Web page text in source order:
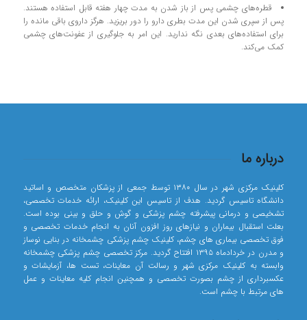
قطره‌های چشمی پس از باز شدن به مدت چهار هفته قابل استفاده هستند.
پس از سپری شدن این مدت بطری دارو را دور بریزید. هرگز داروی باقی مانده را
برای استفاده‌های بعدی نگه ندارید. این امر به جلوگیری از عفونت‌های چشمی
کمک می‌کند.
درباره ما
کلینیک مرکزی شهر در سال ۱۳۸۰ توسط جمعی از پزشکان متخصص و اساتید
دانشگاه تاسیس گردید. هدف از تاسیس این کلینیک، ارائه خدمات تخصصی،
تشخیصی و درمانی پیشرفته چشم پزشکی و گوش و حلق و بینی بوده است.
بعلت استقبال بیماران و نیازهای روز افزون آنان به انجام خدمات تخصصی و
فوق تخصصی بیماری های چشم، کلینیک چشم پزشکی چشمخانه در بنایی نوساز
و مدرن در خردادماه ۱۳۹۵ افتتاح گردید. مرکز تخصصی چشم پزشکی چشمخانه
وابسته به کلینیک مرکزی شهر و رسالت آن معاینات، تست ها، آزمایشات و
عکسبرداری از چشم بصورت تخصصی و همچنین انجام کلیه معاینات و عمل
های مرتبط با چشم است.